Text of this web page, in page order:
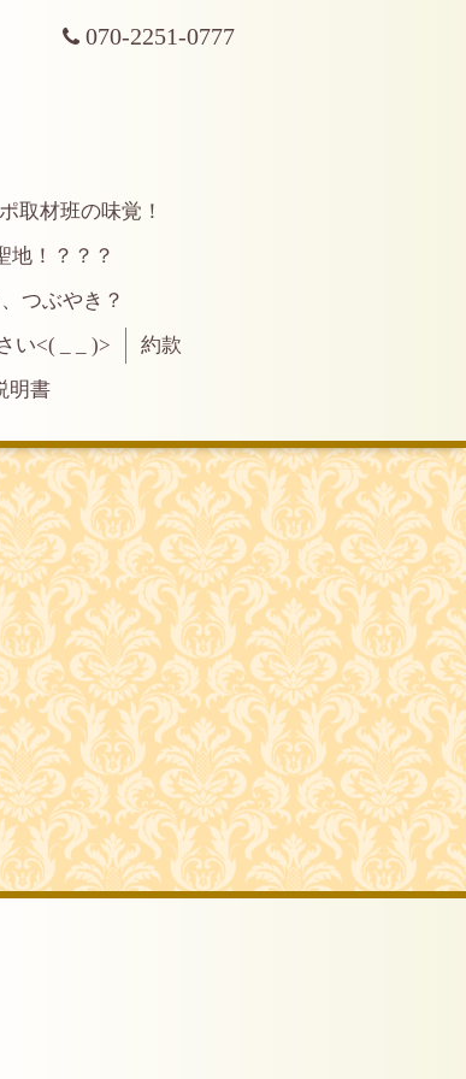
070-2251-0777
取材班の味覚！
地！？？？
つぶやき？
い<( _ _ )>
約款
明書